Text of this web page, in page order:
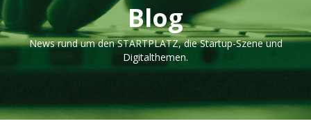
Blog
News rund um den STARTPLATZ, die Startup-Szene und
Digitalthemen.